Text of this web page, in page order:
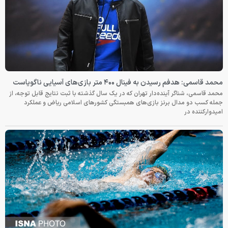
محمد قاسمی: هدفم رسیدن به فینال ۴۰۰ متر بازی‌های آسیایی ناگویاست
محمد قاسمی، شناگر آینده‌دار تهران که در یک سال گذشته با ثبت نتایج قابل توجه، از
جمله کسب دو مدال برنز بازی‌های همبستگی کشورهای اسلامی ریاض و عملکرد
امیدوارکننده در